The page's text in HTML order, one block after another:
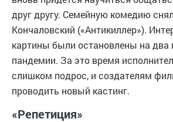
друг другу. Семейную комедию
Кончаловский («Антикиллер»).
картины были остановлены на два
пандемии. За это время
слишком подрос, и создателям
проводить новый кастинг.
«Репетиция»